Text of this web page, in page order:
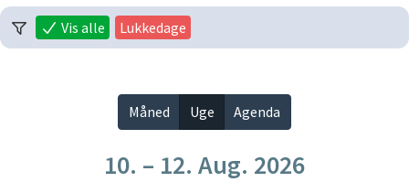
Vis alle Lukkedage
10. – 12. Aug. 2026
Måned Uge Agenda